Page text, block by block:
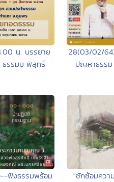
น. บรรยาย
ธรรมมะพิสุทธิ์
28(03/02/
ปัญหาธรรม
ฟังธรรมพร้อม
"ซักซ้อมควา